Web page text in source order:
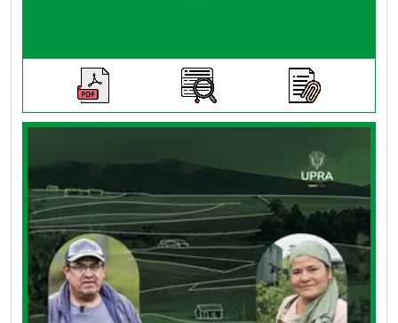
la distribución de la propiedad rural en
Colombia. Resultados del año 2020, se da
continuidad al objetivo de brindar datos e
información esencial que facilite una
comprensión profunda de la dinámica
territorial y agraria del país desde la vigencia
2014 hasta 2019,1 convirtiéndolo en una
herramienta de gran utilidad para una amplia